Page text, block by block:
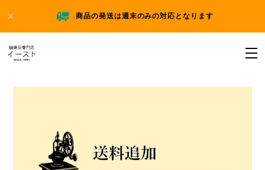
商品の発送は週末のみの対応となります